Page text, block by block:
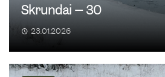
Skrundai – 30
23.01.2026